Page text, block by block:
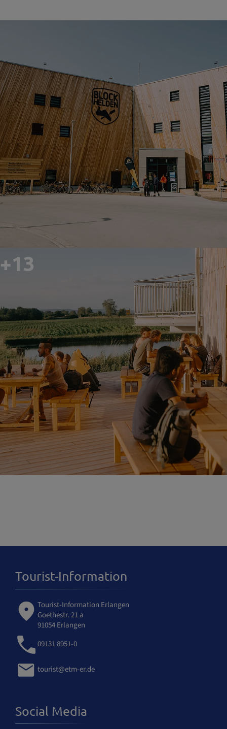
Tourist-Information
Tourist-Information Erlangen
Goethestr. 21 a
91054 Erlangen
09131 8951-0
tourist@etm-er.de
Social Media